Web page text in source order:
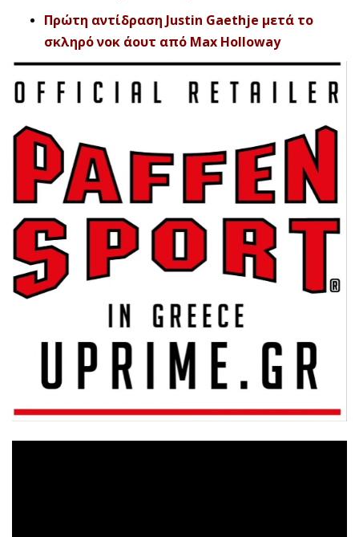
Πρώτη αντίδραση Justin Gaethje μετά το
σκληρό νοκ άουτ από Max Holloway